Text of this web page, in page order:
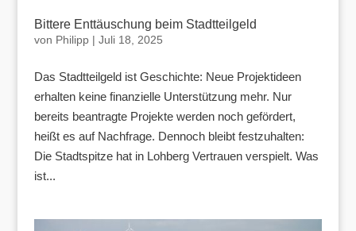
Bittere Enttäuschung beim Stadtteilgeld
von Philipp| Juli 18, 2025
Das Stadtteilgeld ist Geschichte: Neue Projektideen
erhalten keine finanzielle Unterstützung mehr. Nur
bereits beantragte Projekte werden noch gefördert,
heißt es auf Nachfrage. Dennoch bleibt festzuhalten:
Die Stadtspitze hat in Lohberg Vertrauen verspielt. Was
ist...